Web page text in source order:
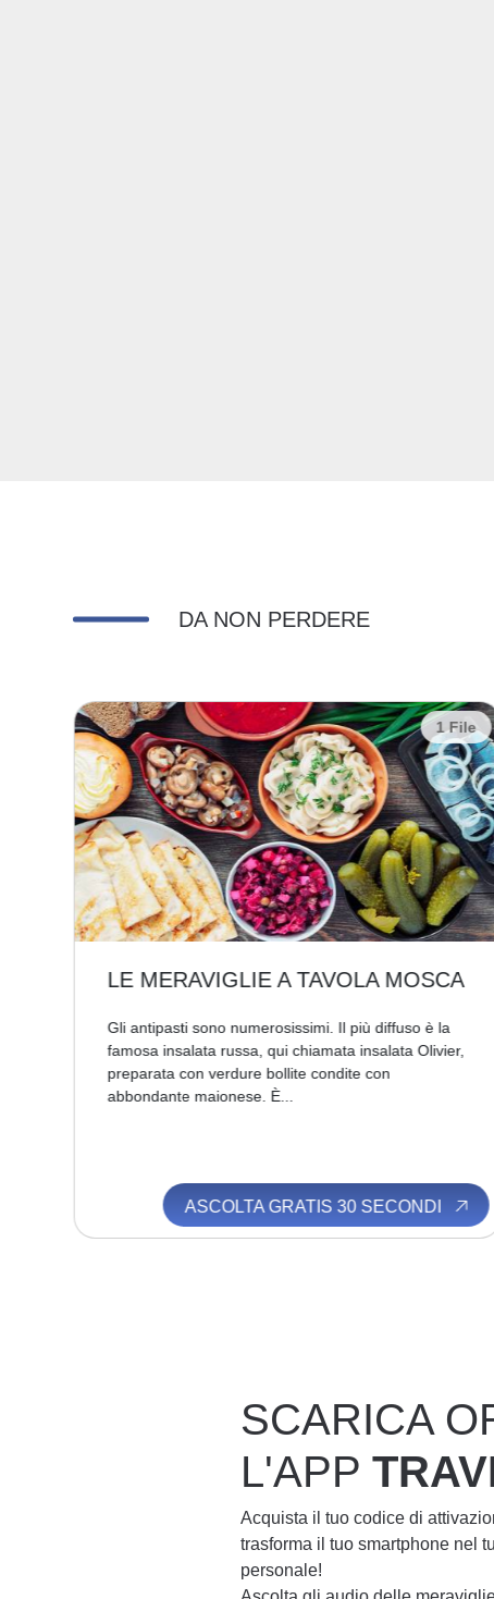
DA NON PERDERE
1 File
LE MERAVIGLIE A TAVOLA MOSCA
Gli antipasti sono numerosissimi. Il più diffuso è la
famosa insalata russa, qui chiamata insalata Olivier,
preparata con verdure bollite condite con
abbondante maionese. È...
ASCOLTA GRATIS 30 SECONDI
SCARICA
L'APP
Acquista il tuo codice di
trasforma il tuo smartphone nel
personale!